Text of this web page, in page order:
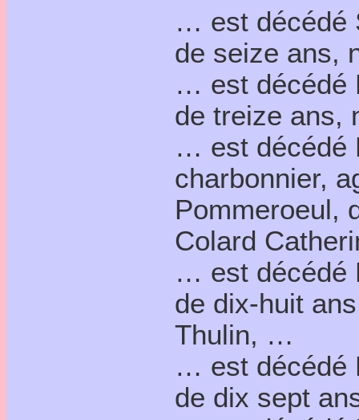
… est décédé
de seize ans,
… est décédé
de treize ans,
… est décédé
charbonnier,
Pommeroeul,
Colard
… est décédé
de dix-huit
Thulin, …
… est décédé
de dix sept